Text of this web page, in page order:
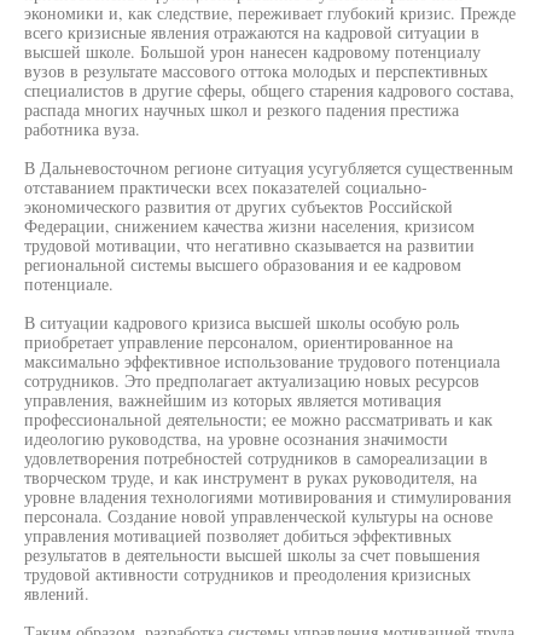
экономики и, как следствие, переживает глубокий кризис. Прежде
всего кризисные явления отражаются на кадровой ситуации в
высшей школе. Большой урон нанесен кадровому потенциалу
вузов в результате массового оттока молодых и перспективных
специалистов в другие сферы, общего старения кадрового состава,
распада многих научных школ и резкого падения престижа
работника вуза.
В Дальневосточном регионе ситуация усугубляется существенным
отставанием практически всех показателей социально-
экономического развития от других субъектов Российской
Федерации, снижением качества жизни населения, кризисом
трудовой мотивации, что негативно сказывается на развитии
региональной системы высшего образования и ее кадровом
потенциале.
В ситуации кадрового кризиса высшей школы особую роль
приобретает управление персоналом, ориентированное на
максимально эффективное использование трудового потенциала
сотрудников. Это предполагает актуализацию новых ресурсов
управления, важнейшим из которых является мотивация
профессиональной деятельности; ее можно рассматривать и как
идеологию руководства, на уровне осознания значимости
удовлетворения потребностей сотрудников в самореализации в
творческом труде, и как инструмент в руках руководителя, на
уровне владения технологиями мотивирования и стимулирования
персонала. Создание новой управленческой культуры на основе
управления мотивацией позволяет добиться эффективных
результатов в деятельности высшей школы за счет повышения
трудовой активности сотрудников и преодоления кризисных
явлений.